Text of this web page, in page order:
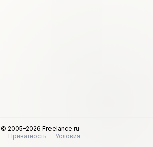
© 2005–2026 Freelance.ru
Приватность
Условия